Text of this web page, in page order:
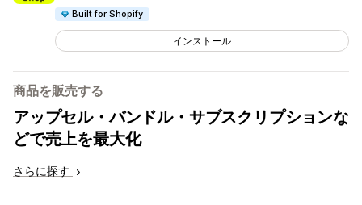
Built for Shopify
インストール
商品を販売する
アップセル・バンドル・サブスクリプションな
どで売上を最大化
さらに探す